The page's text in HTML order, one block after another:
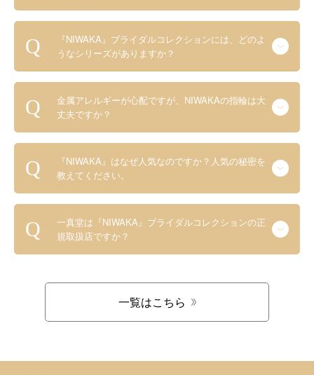
『NIWAKA』ブライダルコレクションには、どのよ
うなシリーズがありますか？
金属アレルギーが心配ですが、NIWAKAの指輪は大
丈夫ですか？
『NIWAKA』はなぜ人気なのですか？人気の秘密を
教えてください。
一真堂は『NIWAKA』ブライダルコレクションの正
規取扱店ですか？
一覧はこちら